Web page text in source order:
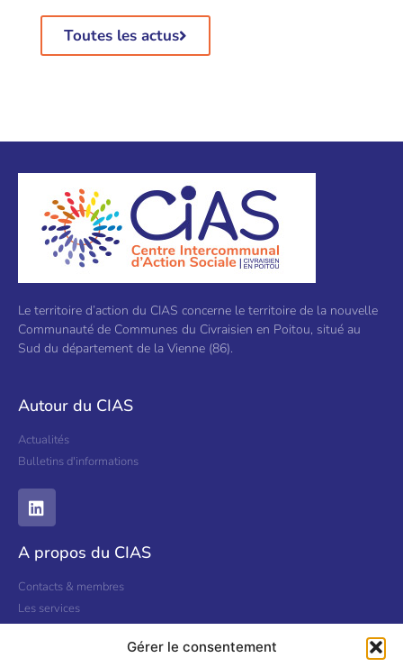
Gérer le consentement
Toutes les actus
Le territoire d’action du CIAS concerne le territoire de la nouvelle
Communauté de Communes du Civraisien en Poitou, situé au
Sud du département de la Vienne (86).
Autour du CIAS
Actualités
Bulletins d'informations
A propos du CIAS
Contacts & membres
Les services